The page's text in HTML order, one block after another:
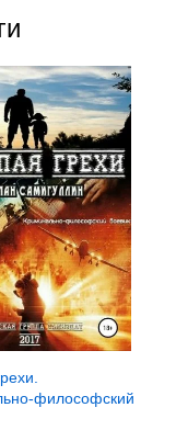
философский